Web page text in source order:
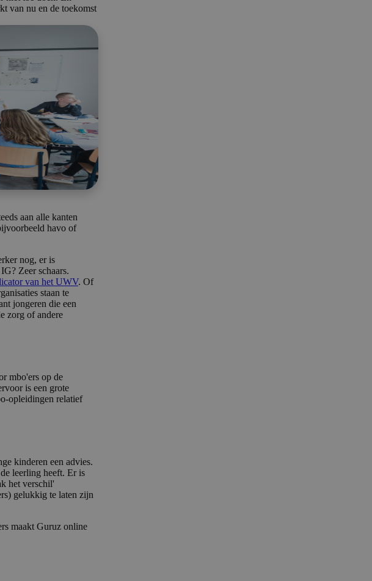
van nu en de toekomst
aan alle kanten
havo of
nog, er is
Zeer schaars.
van het UWV. Of
staan te
jongeren die een
zorg of andere
mbo'ers op de
is een grote
opleidingen relatief
kinderen een advies.
leerling heeft. Er is
het verschil'
gelukkig te laten zijn
maakt Guruz online